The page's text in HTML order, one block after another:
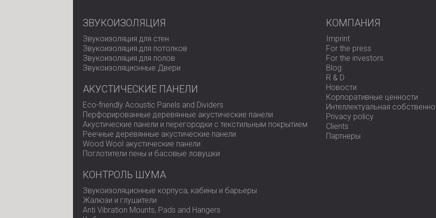
Крепится на плечо с помощью
ношения
Контролирует воздействие
смены или недели
Автономная конструкция без
несанкционированный доступ
Фиксирует все основные
Записывает историю пиковых
Встроенный акустический
измерения
Беспроводной считыватель с
параметров в реальном времени
Бесплатное программное
ЗВУКОИЗОЛЯЦИЯ
Звукоизоляция для стен
Звукоизоляция для потолков
Звукоизоляция для полов
Звукоизоляционные Двери
АКУСТИЧЕСКИЕ ПАНЕЛИ
Eco-friendly Acoustic Panels and Dividers
Перфорированные деревянные акустические панели
Акустические панели и перегородки с текстильным покрытием
Реечные деревянные акустические панели
Wood Wool акустические панели
Поглотители пены и басовые ловушки
КОНТРОЛЬ ШУМА
Звукоизоляционные корпуса, кабины и барьеры
Жалюзи и глушители
Anti Vibration Mounts, Pads and Hangers
КОМПАНИЯ
Imprint
For the press
For the investors
Blog
R & D
Новости
Корпоративные ценности
Интеллектуальная
Privacy policy
Clients
Партнеры